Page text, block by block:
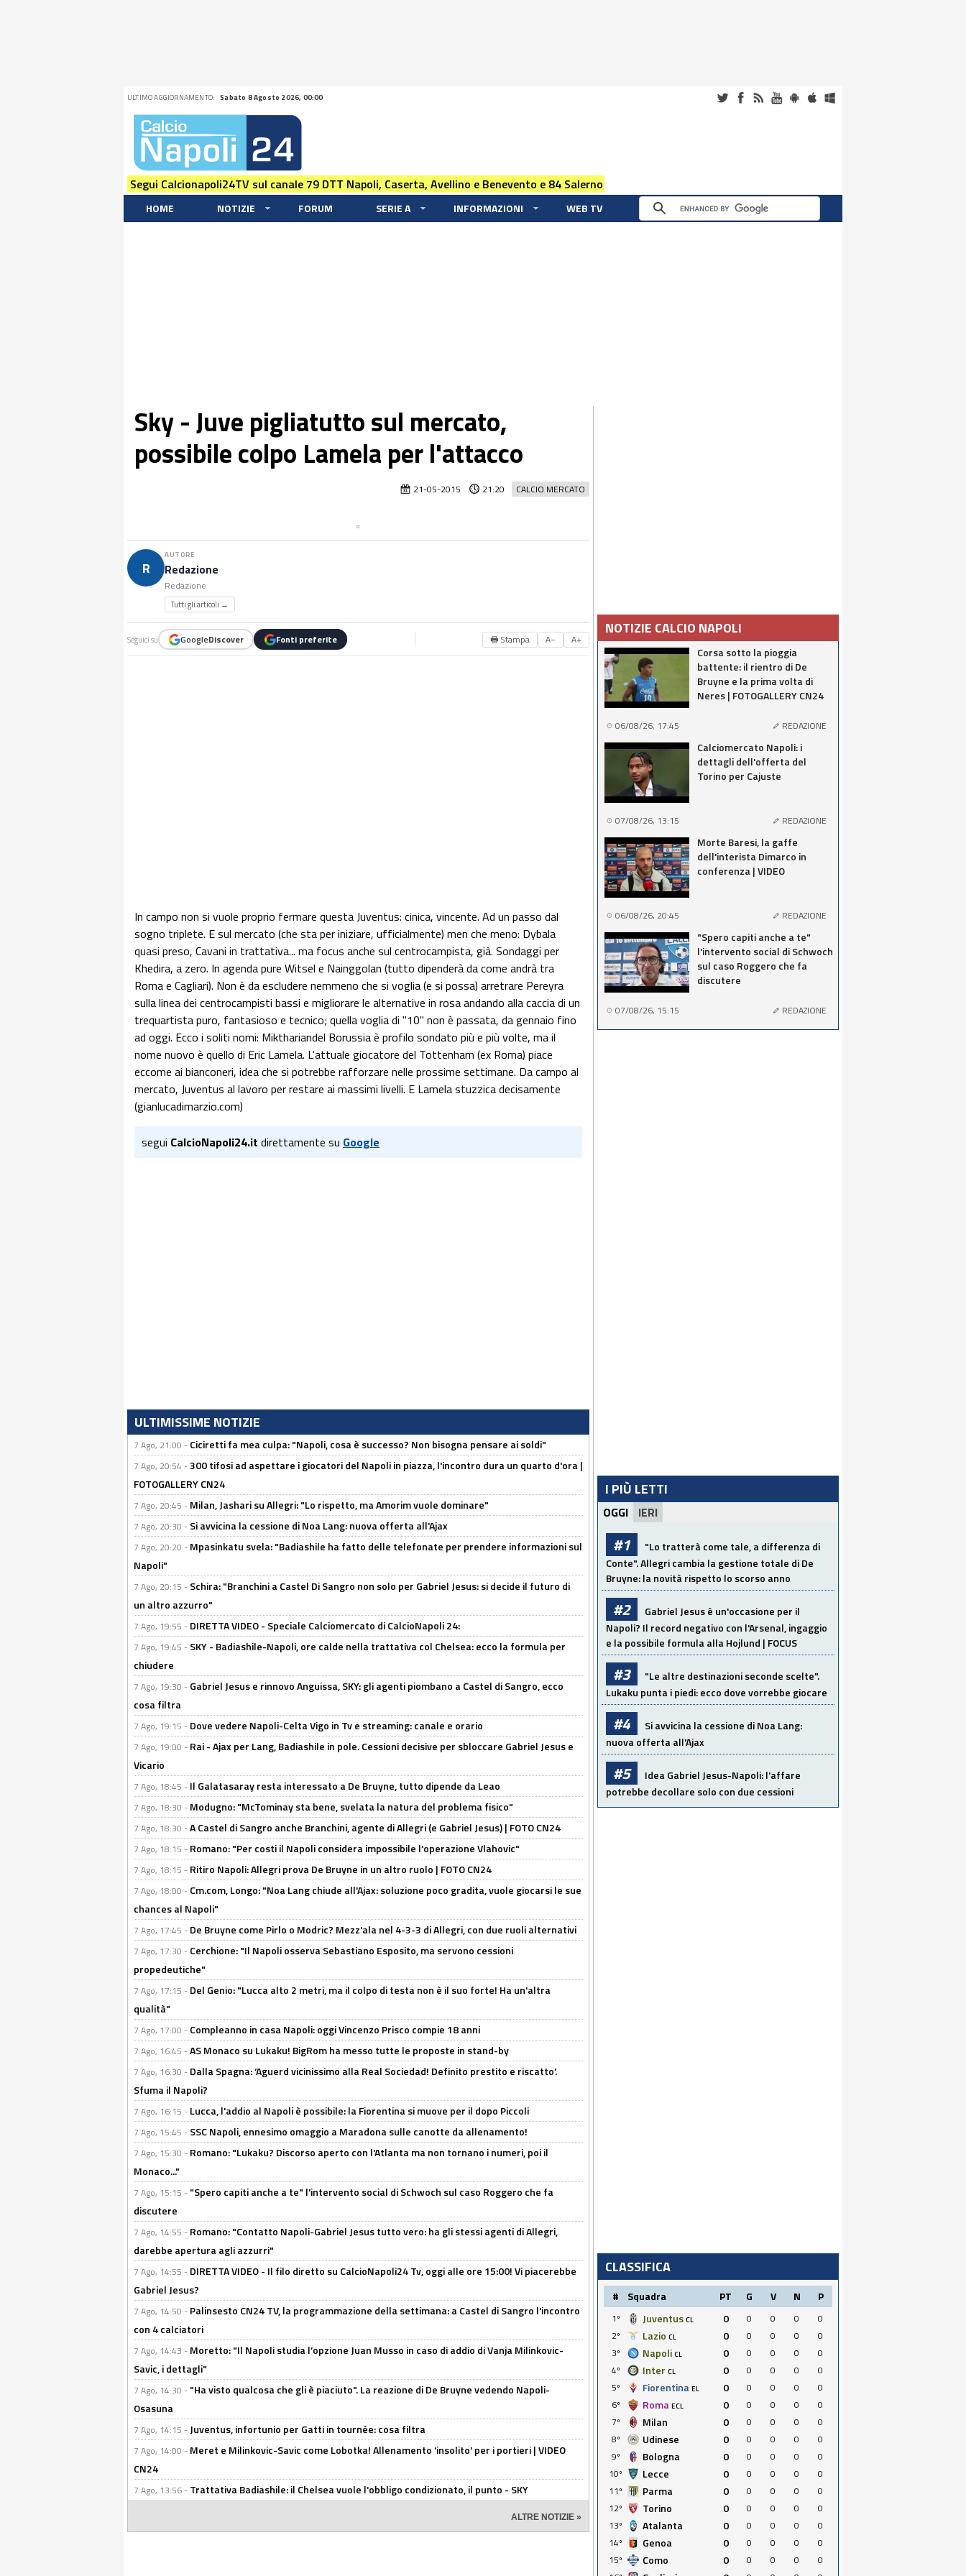
ULTIMO AGGIORNAMENTO: Sabato 8 Agosto 2026, 00:00
Segui Calcionapoli24TV sul canale 79 DTT Napoli, Caserta, Avellino e Benevento e 84 Salerno
HOME NOTIZIE FORUM SERIE A INFORMAZIONI WEB TV
Sky - Juve pigliatutto sul mercato,
possibile colpo Lamela per l'attacco
CALCIO MERCATO
21-05-2015 21:20
R
AUTORE
Redazione
Redazione
Tutti gli articoli →
Seguici su GoogleDiscover Fonti preferite 🖶 Stampa A− A+
In campo non si vuole proprio fermare questa Juventus: cinica, vincente. Ad un passo dal
sogno triplete. E sul mercato (che sta per iniziare, ufficialmente) men che meno: Dybala
quasi preso, Cavani in trattativa... ma focus anche sul centrocampista, già. Sondaggi per
Khedira, a zero. In agenda pure Witsel e Nainggolan (tutto dipenderà da come andrà tra
Roma e Cagliari). Non è da escludere nemmeno che si voglia (e si possa) arretrare Pereyra
sulla linea dei centrocampisti bassi e migliorare le alternative in rosa andando alla caccia di un
trequartista puro, fantasioso e tecnico; quella voglia di "10" non è passata, da gennaio fino
ad oggi. Ecco i soliti nomi: Mikthariandel Borussia è profilo sondato più e più volte, ma il
nome nuovo è quello di Eric Lamela. L'attuale giocatore del Tottenham (ex Roma) piace
eccome ai bianconeri, idea che si potrebbe rafforzare nelle prossime settimane. Da campo al
mercato, Juventus al lavoro per restare ai massimi livelli. E Lamela stuzzica decisamente
(gianlucadimarzio.com)
segui CalcioNapoli24.it direttamente su Google
ULTIMISSIME NOTIZIE
7 Ago, 21:00 - Ciciretti fa mea culpa: "Napoli, cosa è successo? Non bisogna pensare ai soldi"
7 Ago, 20:54 -300 tifosi ad aspettare i giocatori del Napoli in piazza, l'incontro dura un quarto d'ora |
FOTOGALLERY CN24
7 Ago, 20:45 - Milan, Jashari su Allegri: "Lo rispetto, ma Amorim vuole dominare"
7 Ago, 20:30 - Si avvicina la cessione di Noa Lang: nuova offerta all'Ajax
7 Ago, 20:20 - Mpasinkatu svela: "Badiashile ha fatto delle telefonate per prendere informazioni sul
Napoli"
7 Ago, 20:15 - Schira: "Branchini a Castel Di Sangro non solo per Gabriel Jesus: si decide il futuro di
un altro azzurro"
7 Ago, 19:55 - DIRETTA VIDEO - Speciale Calciomercato di CalcioNapoli 24:
7 Ago, 19:45 - SKY - Badiashile-Napoli, ore calde nella trattativa col Chelsea: ecco la formula per
chiudere
7 Ago, 19:30 - Gabriel Jesus e rinnovo Anguissa, SKY: gli agenti piombano a Castel di Sangro, ecco
cosa filtra
7 Ago, 19:15 - Dove vedere Napoli-Celta Vigo in Tv e streaming: canale e orario
7 Ago, 19:00 - Rai - Ajax per Lang, Badiashile in pole. Cessioni decisive per sbloccare Gabriel Jesus e
Vicario
7 Ago, 18:45 - Il Galatasaray resta interessato a De Bruyne, tutto dipende da Leao
7 Ago, 18:30 - Modugno: "McTominay sta bene, svelata la natura del problema fisico"
7 Ago, 18:30 -A Castel di Sangro anche Branchini, agente di Allegri (e Gabriel Jesus) | FOTO CN24
7 Ago, 18:15 - Romano: "Per costi il Napoli considera impossibile l'operazione Vlahovic"
7 Ago, 18:15 - Ritiro Napoli: Allegri prova De Bruyne in un altro ruolo | FOTO CN24
7 Ago, 18:00 - Cm.com, Longo: "Noa Lang chiude all'Ajax: soluzione poco gradita, vuole giocarsi le sue
chances al Napoli"
7 Ago, 17:45 - De Bruyne come Pirlo o Modric? Mezz'ala nel 4-3-3 di Allegri, con due ruoli alternativi
7 Ago, 17:30 - Cerchione: "Il Napoli osserva Sebastiano Esposito, ma servono cessioni
propedeutiche"
7 Ago, 17:15 - Del Genio: "Lucca alto 2 metri, ma il colpo di testa non è il suo forte! Ha un'altra
qualità"
7 Ago, 17:00 - Compleanno in casa Napoli: oggi Vincenzo Prisco compie 18 anni
7 Ago, 16:45 -AS Monaco su Lukaku! BigRom ha messo tutte le proposte in stand-by
7 Ago, 16:30 - Dalla Spagna: ‘Aguerd vicinissimo alla Real Sociedad! Definito prestito e riscatto’.
Sfuma il Napoli?
7 Ago, 16:15 - Lucca, l'addio al Napoli è possibile: la Fiorentina si muove per il dopo Piccoli
7 Ago, 15:45 - SSC Napoli, ennesimo omaggio a Maradona sulle canotte da allenamento!
7 Ago, 15:30 - Romano: "Lukaku? Discorso aperto con l'Atlanta ma non tornano i numeri, poi il
Monaco..."
7 Ago, 15:15 - "Spero capiti anche a te" l'intervento social di Schwoch sul caso Roggero che fa
discutere
7 Ago, 14:55 - Romano: "Contatto Napoli-Gabriel Jesus tutto vero: ha gli stessi agenti di Allegri,
darebbe apertura agli azzurri"
7 Ago, 14:55 - DIRETTA VIDEO - Il filo diretto su CalcioNapoli24 Tv, oggi alle ore 15:00! Vi piacerebbe
Gabriel Jesus?
7 Ago, 14:50 - Palinsesto CN24 TV, la programmazione della settimana: a Castel di Sangro l'incontro
con 4 calciatori
7 Ago, 14:43 - Moretto: "Il Napoli studia l’opzione Juan Musso in caso di addio di Vanja Milinkovic-
Savic, i dettagli"
7 Ago, 14:30 - "Ha visto qualcosa che gli è piaciuto". La reazione di De Bruyne vedendo Napoli-
Osasuna
7 Ago, 14:15 - Juventus, infortunio per Gatti in tournée: cosa filtra
7 Ago, 14:00 - Meret e Milinkovic-Savic come Lobotka! Allenamento 'insolito' per i portieri | VIDEO
CN24
7 Ago, 13:56 - Trattativa Badiashile: il Chelsea vuole l'obbligo condizionato, il punto - SKY
ALTRE NOTIZIE »
NOTIZIE CALCIO NAPOLI
Corsa sotto la pioggia
battente: il rientro di De
Bruyne e la prima volta di
Neres | FOTOGALLERY CN24
06/08/26, 17:45 REDAZIONE
Calciomercato Napoli: i
dettagli dell'offerta del
Torino per Cajuste
07/08/26, 13:15 REDAZIONE
Morte Baresi, la gaffe
dell'interista Dimarco in
conferenza | VIDEO
06/08/26, 20:45 REDAZIONE
"Spero capiti anche a te"
l'intervento social di Schwoch
sul caso Roggero che fa
discutere
07/08/26, 15:15 REDAZIONE
I PIÙ LETTI
OGGI IERI
#1
"Lo tratterà come tale, a differenza di
Conte". Allegri cambia la gestione totale di De
Bruyne: la novità rispetto lo scorso anno
#2
Gabriel Jesus è un'occasione per il
Napoli? Il record negativo con l'Arsenal, ingaggio
e la possibile formula alla Hojlund | FOCUS
#3
"Le altre destinazioni seconde scelte".
Lukaku punta i piedi: ecco dove vorrebbe giocare
#4
Si avvicina la cessione di Noa Lang:
nuova offerta all'Ajax
#5
Idea Gabriel Jesus-Napoli: l'affare
potrebbe decollare solo con due cessioni
CLASSIFICA
# Squadra PT G V N P
1º Juventus CL 0 0 0 0
0
2º
Lazio CL 0 0 0 0
0
3º
Napoli CL 0 0 0 0
0
4º
Inter CL 0 0 0 0
0
5º
Fiorentina EL 0 0 0 0
0
6º
Roma ECL 0 0 0 0
0
7º
Milan 0 0 0 0
0
8º
Udinese 0 0 0 0
0
9º
Bologna 0 0 0 0
0
10º
Lecce 0 0 0 0
0
11º
Parma 0 0 0 0
0
12º
Torino 0 0 0 0
0
13º
Atalanta 0 0 0 0
0
14º
Genoa 0 0 0 0
0
15º
Como 0 0 0 0
0